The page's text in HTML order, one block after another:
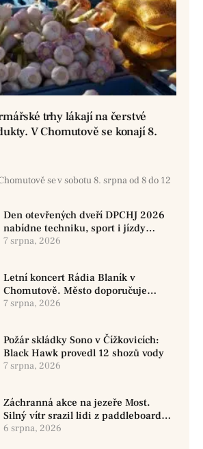
trhy lákají na čerstvé
V Chomutově se konají 8.
se v sobotu 8. srpna od 8 do 12
Den otevřených dveří DPCHJ 2026
nabídne techniku, sport i jízdy
historickými vozy
7 srpna, 2026
Letní koncert Rádia Blaník v
Chomutově. Město doporučuje
využít MHD
7 srpna, 2026
Požár skládky Sono v Čížkovicích:
Black Hawk provedl 12 shozů vody
7 srpna, 2026
Záchranná akce na jezeře Most.
Silný vítr srazil lidi z paddleboardů,
dvě osoby se pohřešují
6 srpna, 2026